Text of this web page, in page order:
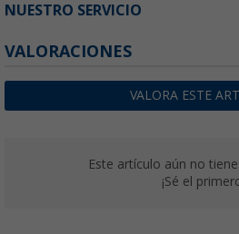
NUESTRO SERVICIO
VALORACIONES
VALORA ESTE
Este artículo aún no
¡Sé el